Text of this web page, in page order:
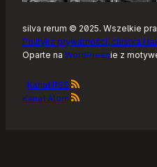
silva rerum © 2025. Wszelkie
Polityka prywatności, ciastka i
Oparte na WordPressie z
Kanał RSS
Kanał Atom